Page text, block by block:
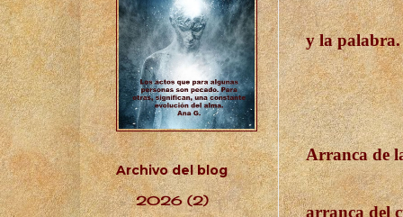
y la palabra.
Arranca de
arranca del
Archivo del blog
►2026(2)